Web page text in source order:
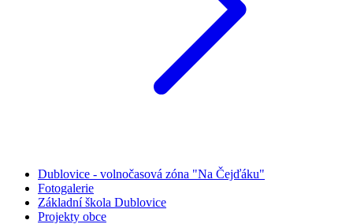
Dublovice - volnočasová zóna "Na Čejďáku"
Fotogalerie
Základní škola Dublovice
Projekty obce